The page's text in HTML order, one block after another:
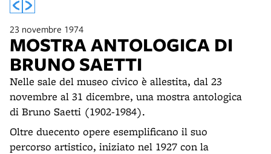
23 novembre 1974
MOSTRA ANTOLOGICA DI
BRUNO SAETTI
Nelle sale del museo civico è allestita, dal 23
novembre al 31 dicembre, una mostra antologica
di Bruno Saetti (1902-1984).
Oltre duecento opere esemplificano il suo
percorso artistico, iniziato nel 1927 con la